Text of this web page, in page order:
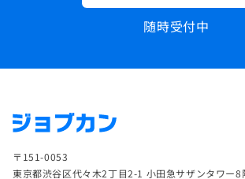
随時受付中
〒151-0053
東京都渋谷区代々木2丁目2-1 小田急サザンタワー8